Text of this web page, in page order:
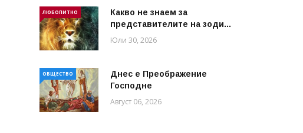
ЛЮБОПИТНО
Какво не знаем за
представителите на зоди...
Юли 30, 2026
ОБЩЕСТВО
Днес е Преображение
Господне
Август 06, 2026